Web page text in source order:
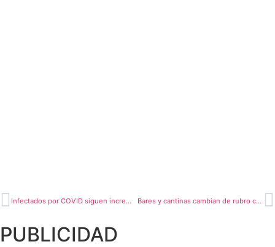
Infectados por COVID siguen incrementándose en la región Bares y cantinas cambian de rubro comercial
PUBLICIDAD